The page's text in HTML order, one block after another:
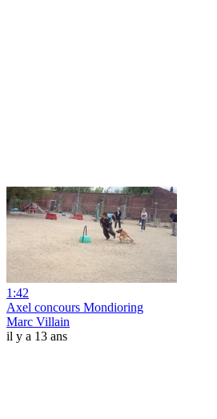
1:42
Axel concours Mondioring
Marc Villain
il y a 13 ans